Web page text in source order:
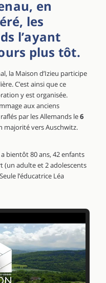
en
les
l’ayant
plus tôt.
la Maison d’Izieu participe
C’est ainsi que ce
y est organisée.
aux anciens
par les Allemands le6
vers Auschwitz.
bientôt 80 ans, 42 enfants
(un adulte et 2 adolescents
l’éducatrice Léa